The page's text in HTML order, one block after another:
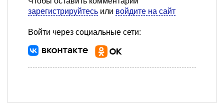
зарегистрируйтесь или войдите на сайт
Войти через социальные сети: